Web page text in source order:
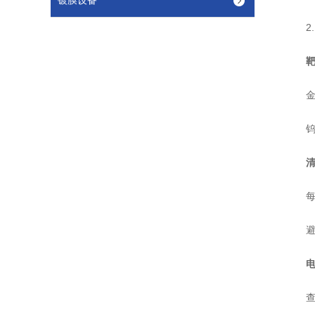
2.
金靶
钨篮
每次
避免
查看